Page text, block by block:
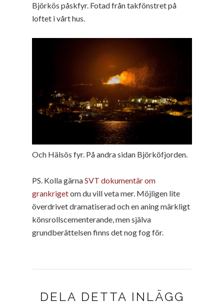
Björkös påskfyr. Fotad från takfönstret på
loftet i vårt hus.
Och Hälsös fyr. På andra sidan Björköfjorden.
PS. Kolla gärnaSVT dokumentär om
grankrigetom du vill veta mer. Möjligen lite
överdrivet dramatiserad och en aning märkligt
könsrollscementerande, men själva
grundberättelsen finns det nog fog för.
DELA DETTA INLÄGG